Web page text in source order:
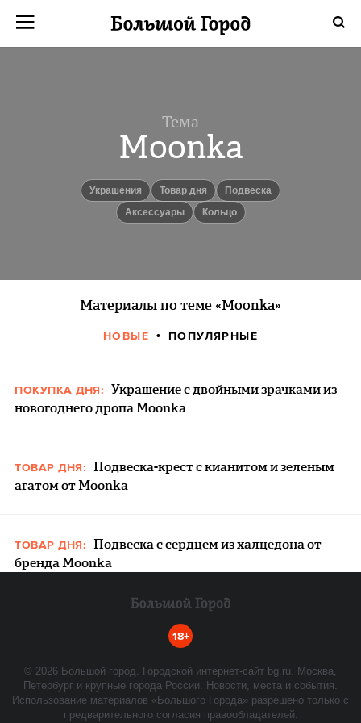
Тема
Moonka
Украшения Товар дня
Подвеска
аксессуары
Кольцо
Материалы по теме «Moonka»
НОВЫЕ ПОПУЛЯРНЫЕ
ПОКУПКА ДНЯ: Украшение с двойными зрачками из
новогоднего дропа Moonka
ТОВАР ДНЯ: Подвеска-крест с кианитом и зеленым
агатом от Moonka
ТОВАР ДНЯ: Подвеска с сердцем из халцедона от
бренда Moonka
18+
© 2026 Большой город. Городской интернет-сайт bg.ru. Москва,
Петербург и крупные города России. Новости, места и события.
Использование материалов «Большого Города» разрешено только с
предварительного согласия правообладателей.